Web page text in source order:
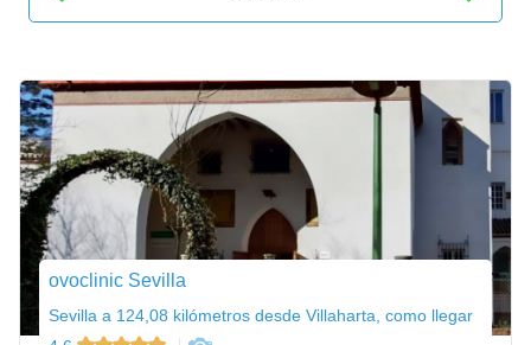
ovoclinic Sevilla
Sevilla a 124,08 kilómetros desde Villaharta, como llegar